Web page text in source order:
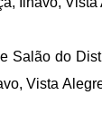
Salão do
Vista